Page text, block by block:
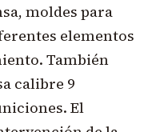
moldes para
elementos
También
calibre 9
El